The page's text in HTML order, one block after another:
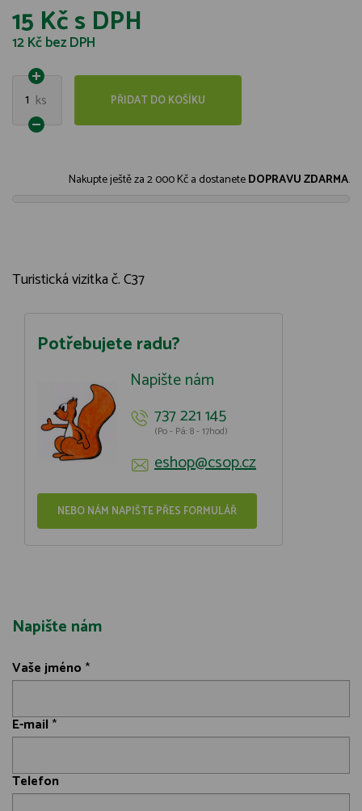
15 Kčs DPH
12 Kčbez DPH
1 ks PŘIDAT DO KOŠÍKU
Nakupte ještě za2 000 Kča dostaneteDOPRAVU ZDARMA.
Turistická vizitka č. C37
Potřebujete radu?
Napište nám
737 221 145
(Po - Pá: 8 - 17hod)
eshop@csop.cz
NEBO NÁM NAPIŠTE PŘES FORMULÁŘ
Napište nám
Vaše jméno *
E-mail *
Telefon